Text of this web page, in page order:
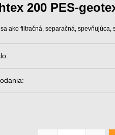
200 PES-
ako filtračná, separačná, spevňujúca,